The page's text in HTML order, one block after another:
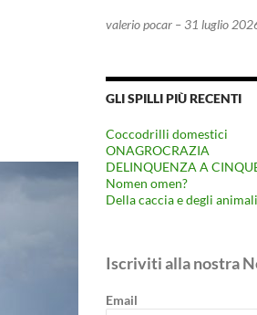
valerio pocar – 31 luglio
GLI SPILLI PIÙ RECENTI
Coccodrilli domestici
ONAGROCRAZIA
DELINQUENZA A
Nomen omen?
Della caccia e degli
Iscriviti alla nostra
Email